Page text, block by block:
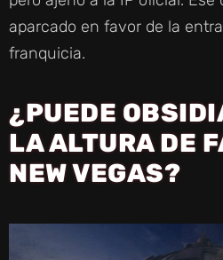
aparcado en favor de la
franquicia.
¿PUEDE
LA ALTURA DE
NEW VEGAS?